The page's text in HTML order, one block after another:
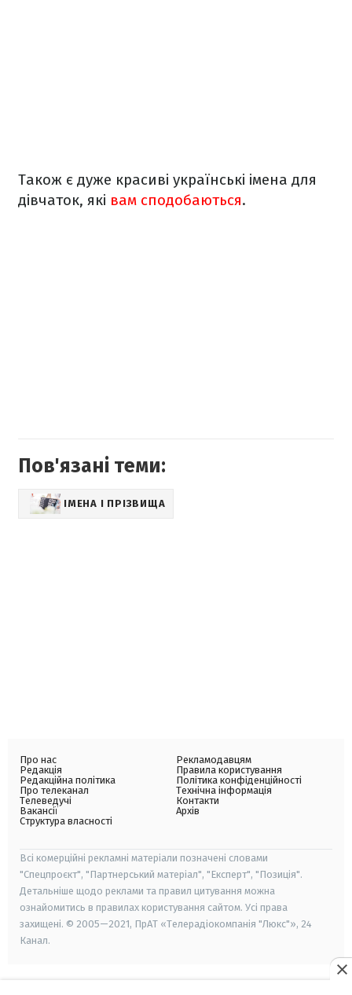
Також є дуже красиві українські імена для
дівчаток, які вам сподобаються.
Пов'язані теми:
ІМЕНА І ПРІЗВИЩА
Про нас
Редакція
Редакційна політика
Про телеканал
Телеведучі
Вакансії
Структура власності
Рекламодавцям
Правила користування
Політика конфіденційності
Технічна інформація
Контакти
Архів
Всі комерційні рекламні матеріали позначені словами
"Спецпроєкт", "Партнерський матеріал", "Експерт", "Позиція".
Детальніше щодо реклами та правил цитування можна
ознайомитись в правилах користування сайтом. Усі права
захищені. © 2005—2021, ПрАТ «Телерадіокомпанія "Люкс"», 24
Канал.